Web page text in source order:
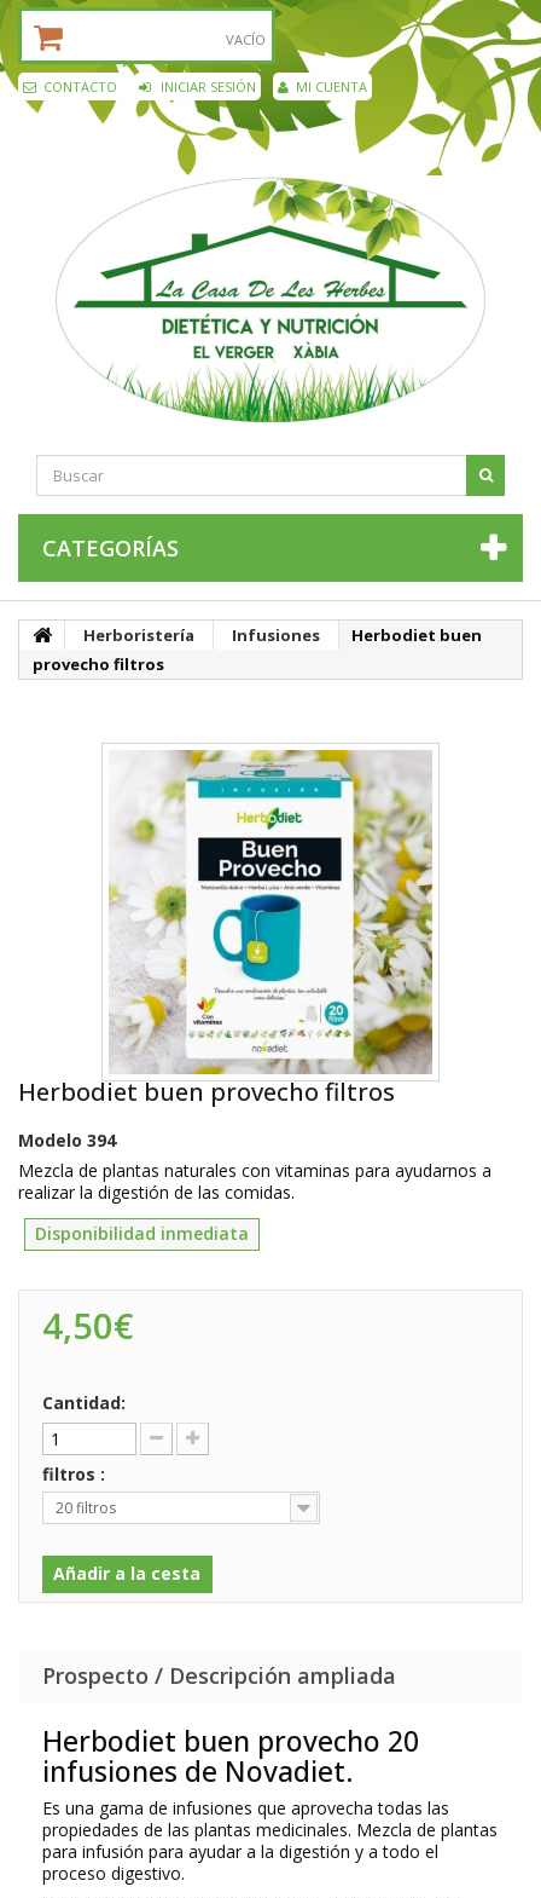
VACÍO
CONTACTO INICIAR SESIÓN MI CUENTA
CATEGORÍAS
Herboristería Infusiones
Herbodiet buen
provecho filtros
Herbodiet buen provecho filtros
Modelo 394
Mezcla de plantas naturales con vitaminas para ayudarnos a
realizar la digestión de las comidas.
Disponibilidad inmediata
4,50€
Cantidad:
filtros :
20 filtros
Añadir a la cesta
Prospecto / Descripción ampliada
Herbodiet buen provecho 20
infusiones de Novadiet.
Es una gama de infusiones que aprovecha todas las
propiedades de las plantas medicinales. Mezcla de plantas
para infusión para ayudar a la digestión y a todo el
proceso digestivo.